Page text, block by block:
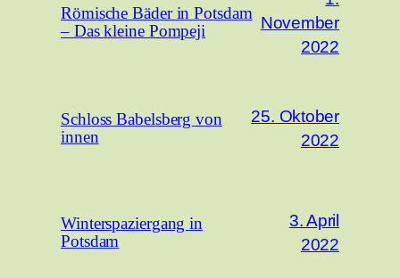
Römische Bäder in Potsdam
– Das kleine Pompeji
November
2022
Schloss Babelsberg von
innen
25. Oktober
2022
Winterspaziergang in
Potsdam
3. April
2022